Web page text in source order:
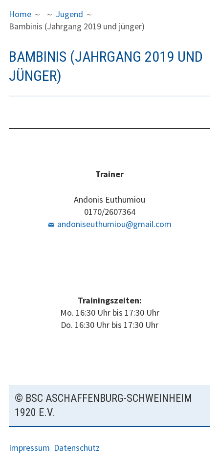
Home
Jugend
Bambinis (Jahrgang 2019 und jünger)
BAMBINIS (JAHRGANG 2019 UND
JÜNGER)
Trainer
Andonis Euthumiou
0170/2607364
andoniseuthumiou@gmail.com
Trainingszeiten:
Mo. 16:30 Uhr bis 17:30 Uhr
Do. 16:30 Uhr bis 17:30 Uhr
SUBSIDIARY
SIDEBAR
© BSC ASCHAFFENBURG-SCHWEINHEIM
1920 E.V.
Impressum Datenschutz